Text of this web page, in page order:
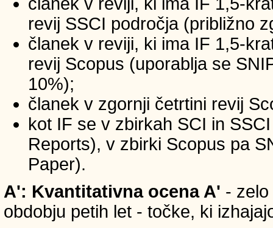
revij SSCI področja (približno
članek v reviji, ki ima IF 1,5-
revij Scopus (uporablja se
10%);
članek v zgornji četrtini revij
kot IF se v zbirkah SCI in
Reports), v zbirki Scopus pa
Paper).
A': Kvantitativna ocena A' -
obdobju petih let - točke, ki